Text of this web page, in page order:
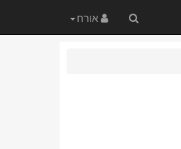
חיפוש
באתר
אורח